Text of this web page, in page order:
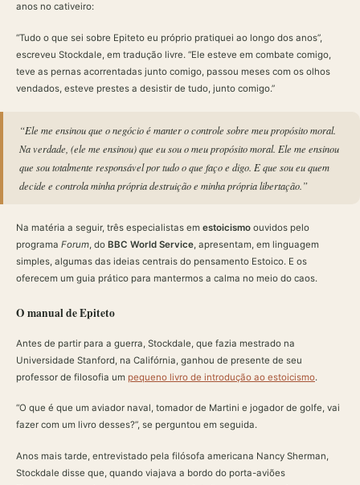
anos no cativeiro:
“Tudo o que sei sobre Epiteto eu próprio pratiquei ao longo dos anos”,
escreveu Stockdale, em tradução livre. “Ele esteve em combate comigo,
teve as pernas acorrentadas junto comigo, passou meses com os olhos
vendados, esteve prestes a desistir de tudo, junto comigo.”
“Ele me ensinou que o negócio é manter o controle sobre meu propósito moral.
Na verdade, (ele me ensinou) que eu sou o meu propósito moral. Ele me ensinou
que sou totalmente responsável por tudo o que faço e digo. E que sou eu quem
decide e controla minha própria destruição e minha própria libertação.”
Na matéria a seguir, três especialistas em estoicismo ouvidos pelo
programa Forum, do BBC World Service, apresentam, em linguagem
simples, algumas das ideias centrais do pensamento Estoico. E os
oferecem um guia prático para mantermos a calma no meio do caos.
O manual de Epiteto
Antes de partir para a guerra, Stockdale, que fazia mestrado na
Universidade Stanford, na Califórnia, ganhou de presente de seu
professor de filosofia um pequeno livro de introdução ao estoicismo.
“O que é que um aviador naval, tomador de Martini e jogador de golfe, vai
fazer com um livro desses?”, se perguntou em seguida.
Anos mais tarde, entrevistado pela filósofa americana Nancy Sherman,
Stockdale disse que, quando viajava a bordo do porta-aviões